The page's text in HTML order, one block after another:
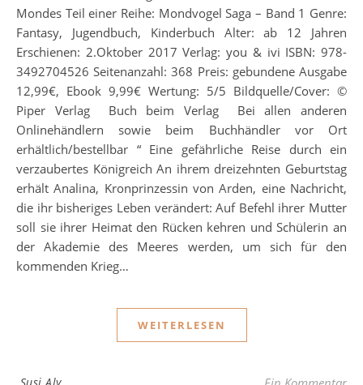
Mondes Teil einer Reihe: Mondvogel Saga – Band 1 Genre:
Fantasy, Jugendbuch, Kinderbuch Alter: ab 12 Jahren
Erschienen: 2.Oktober 2017 Verlag: you & ivi ISBN: 978-
3492704526 Seitenanzahl: 368 Preis: gebundene Ausgabe
12,99€, Ebook 9,99€ Wertung: 5/5 Bildquelle/Cover: ©
Piper Verlag Buch beim Verlag Bei allen anderen
Onlinehändlern sowie beim Buchhändler vor Ort
erhältlich/bestellbar “ Eine gefährliche Reise durch ein
verzaubertes Königreich An ihrem dreizehnten Geburtstag
erhält Analina, Kronprinzessin von Arden, eine Nachricht,
die ihr bisheriges Leben verändert: Auf Befehl ihrer Mutter
soll sie ihrer Heimat den Rücken kehren und Schülerin an
der Akademie des Meeres werden, um sich für den
kommenden Krieg…
WEITERLESEN